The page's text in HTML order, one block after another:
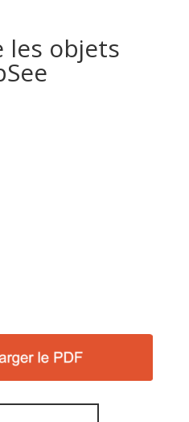
les objets